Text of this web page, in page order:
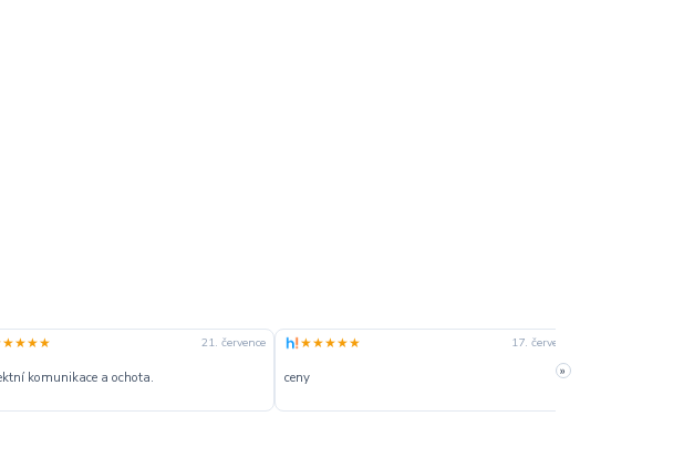
21. července
komunikace a ochota.
★★★★★ 17. července
ceny »